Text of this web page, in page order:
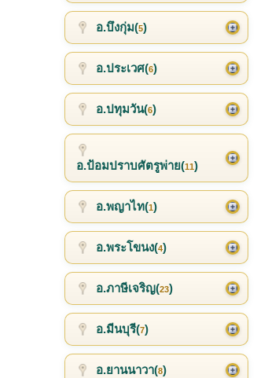
อ.บึงกุ่ม(5)
อ.ประเวศ(6)
อ.ปทุมวัน(6)
อ.ป้อมปราบศัตรูพ่าย(11)
อ.พญาไท(1)
อ.พระโขนง(4)
อ.ภาษีเจริญ(23)
อ.มีนบุรี(7)
อ.ยานนาวา(8)